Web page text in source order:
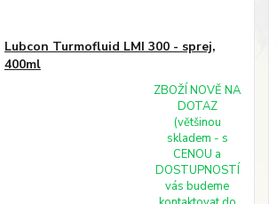
Lubcon Turmofluid LMI 300 - sprej,
400ml
ZBOŽÍ NOVĚ NA
DOTAZ
(většinou
skladem - s
CENOU a
DOSTUPNOSTÍ
vás budeme